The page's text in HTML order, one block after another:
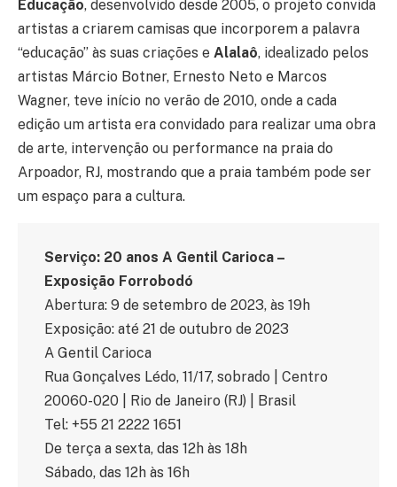
Educação, desenvolvido desde 2005, o projeto convida
artistas a criarem camisas que incorporem a palavra
“educação” às suas criações e Alalaô, idealizado pelos
artistas Márcio Botner, Ernesto Neto e Marcos
Wagner, teve início no verão de 2010, onde a cada
edição um artista era convidado para realizar uma obra
de arte, intervenção ou performance na praia do
Arpoador, RJ, mostrando que a praia também pode ser
um espaço para a cultura.
Serviço: 20 anos A Gentil Carioca –
Exposição Forrobodó
Abertura: 9 de setembro de 2023, às 19h
Exposição: até 21 de outubro de 2023
A Gentil Carioca
Rua Gonçalves Lédo, 11/17, sobrado | Centro
20060-020 | Rio de Janeiro (RJ) | Brasil
Tel: +55 21 2222 1651
De terça a sexta, das 12h às 18h
Sábado, das 12h às 16h